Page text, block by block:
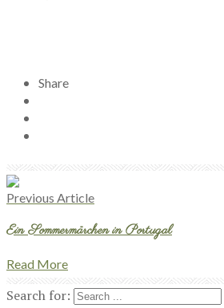
Share
Previous Article
Ein Sommermärchen in Portugal
Read More
Search for: